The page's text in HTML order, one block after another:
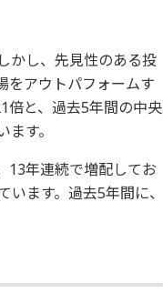
かし、先見性のある投
をアウトパフォームす
倍と、過去5年間の中央
す。
13年連続で増配してお
ます。過去5年間に、